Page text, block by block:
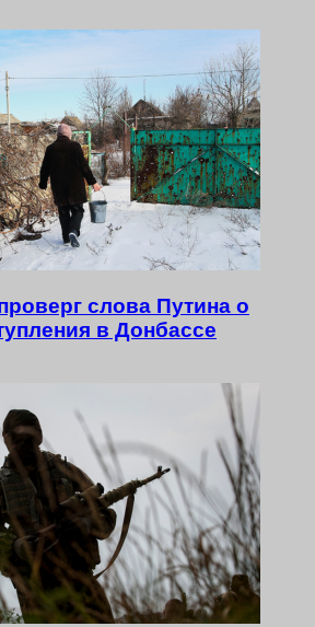
слова Путина о
в Донбассе